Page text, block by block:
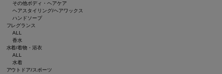
その他ボディ・ヘアケア
ヘアスタイリング/ヘアワックス
ハンドソープ
フレグランス
ALL
香水
水着/着物・浴衣
ALL
水着
アウトドア/スポーツ